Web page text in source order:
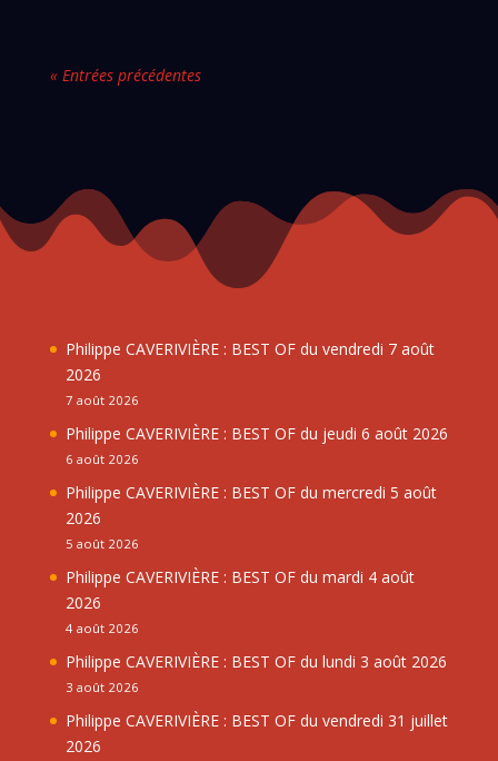
« Entrées précédentes
Philippe CAVERIVIÈRE : BEST OF du vendredi 7 août
2026
7 août 2026
Philippe CAVERIVIÈRE : BEST OF du jeudi 6 août 2026
6 août 2026
Philippe CAVERIVIÈRE : BEST OF du mercredi 5 août
2026
5 août 2026
Philippe CAVERIVIÈRE : BEST OF du mardi 4 août
2026
4 août 2026
Philippe CAVERIVIÈRE : BEST OF du lundi 3 août 2026
3 août 2026
Philippe CAVERIVIÈRE : BEST OF du vendredi 31 juillet
2026